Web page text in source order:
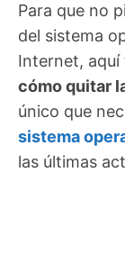
Para que no
del sistema
Internet, aquí
cómo quitar
único que
sistema
las últimas